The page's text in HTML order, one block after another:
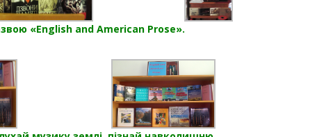
«English and American Prose».